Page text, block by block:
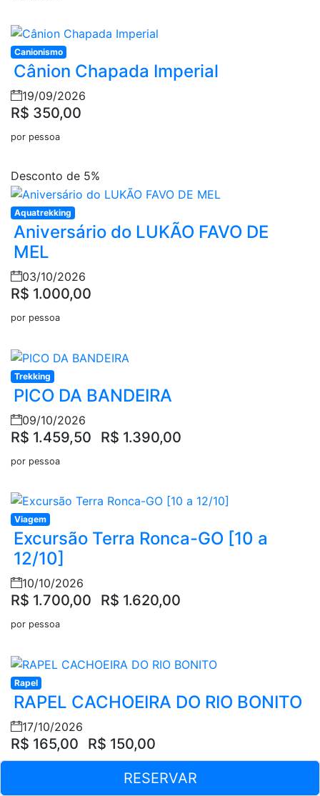
RESERVAR
Canionismo
Cânion Chapada Imperial
19/09/2026
R$ 350,00
por pessoa
Desconto de 5%
Aquatrekking
Aniversário do LUKÃO FAVO DE
MEL
03/10/2026
R$ 1.000,00
por pessoa
Trekking
PICO DA BANDEIRA
09/10/2026
R$ 1.459,50 R$ 1.390,00
por pessoa
Viagem
Excursão Terra Ronca-GO [10 a
12/10]
10/10/2026
R$ 1.700,00 R$ 1.620,00
por pessoa
Rapel
RAPEL CACHOEIRA DO RIO BONITO
17/10/2026
R$ 165,00 R$ 150,00